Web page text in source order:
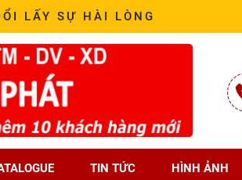
LẤY SỰ HÀI LÒNG
TIN TỨC HÌNH ẢNH